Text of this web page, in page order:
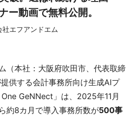
ー動画で無料公開。
エフアンドエム
（本社：大阪府吹田市、代表取締
供する会計事務所向け生成AIプ
GeNNect」は、2025年11月
約8カ月で導入事務所数が500事